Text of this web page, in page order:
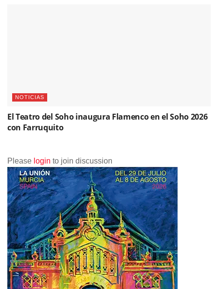
NOTICIAS
El Teatro del Soho inaugura Flamenco en el Soho 2026
con Farruquito
Please login to join discussion